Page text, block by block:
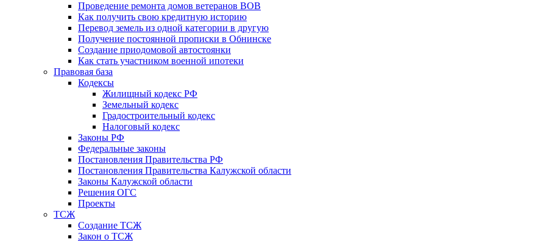
Проведение ремонта домов ветеранов ВОВ
Как получить свою кредитную историю
Перевод земель из одной категории в другую
Получение постоянной прописки в Обнинске
Создание приодомовой автостоянки
Как стать участником военной ипотеки
Правовая база
Кодексы
Жилищный кодекс РФ
Земельный кодекс
Градостроительный кодекс
Налоговый кодекс
Законы РФ
Федеральные законы
Постановления Правительства РФ
Постановления Правительства Калужской области
Законы Калужской области
Решения ОГС
Проекты
ТСЖ
Создание ТСЖ
Закон о ТСЖ